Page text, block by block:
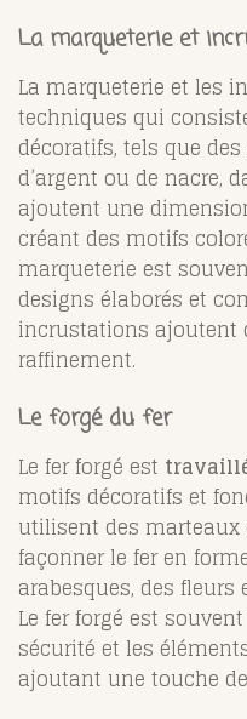
La marqueterie et
La marqueterie et les
techniques qui
décoratifs, tels que
d’argent ou de nacre,
ajoutent une
créant des motifs
marqueterie est
designs élaborés et
incrustations ajoutent
raffinement.
Le forgé du fer
Le fer forgé est
motifs décoratifs et
utilisent des
façonner le fer en
arabesques, des
Le fer forgé est
sécurité et les
ajoutant une touche